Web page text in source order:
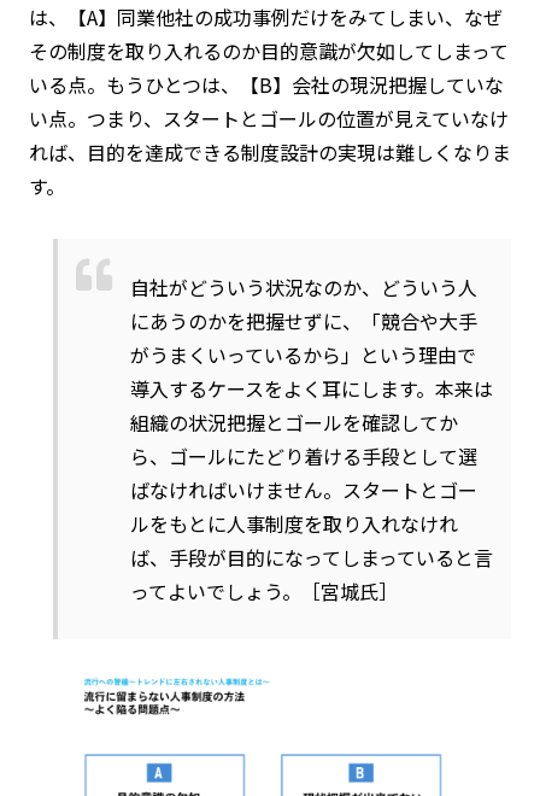
は、【A】同業他社の成功事例だけをみてしまい、なぜ
その制度を取り入れるのか目的意識が欠如してしまって
いる点。もうひとつは、【B】会社の現況把握していな
い点。つまり、スタートとゴールの位置が見えていなけ
れば、目的を達成できる制度設計の実現は難しくなりま
す。
自社がどういう状況なのか、どういう人
にあうのかを把握せずに、「競合や大手
がうまくいっているから」という理由で
導入するケースをよく耳にします。本来は
組織の状況把握とゴールを確認してか
ら、ゴールにたどり着ける手段として選
ばなければいけません。スタートとゴー
ルをもとに人事制度を取り入れなけれ
ば、手段が目的になってしまっていると言
ってよいでしょう。［宮城氏］